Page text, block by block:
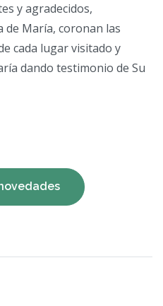
y agradecidos,
de María, coronan las
cada lugar visitado y
dando testimonio de Su